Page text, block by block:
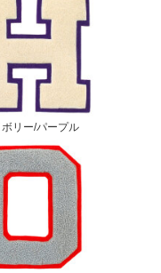
ボリー/パープル